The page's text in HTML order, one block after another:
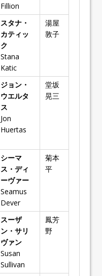
Fillion
スタナ・
カティッ
ク
Stana
Katic
湯屋
敦子
ジョン・
ウエルタ
ス
Jon
Huertas
堂坂
晃三
シーマ
ス・ディ
ーヴァー
Seamus
Dever
菊本
平
スーザ
ン・サリ
ヴァン
Susan
Sullivan
鳳芳
野